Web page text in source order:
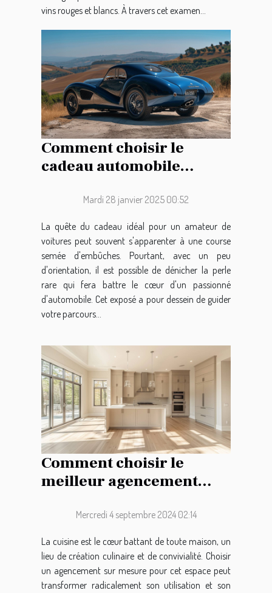
vins rouges et blancs. À travers cet examen...
Comment choisir le
cadeau automobile
passionnés de voitures
Mardi 28 janvier 2025 00:52
La quête du cadeau idéal pour un amateur de
voitures peut souvent s'apparenter à une course
semée d'embûches. Pourtant, avec un peu
d'orientation, il est possible de dénicher la perle
rare qui fera battre le cœur d'un passionné
d'automobile. Cet exposé a pour dessein de guider
votre parcours...
Comment choisir le
meilleur agencement
mesureMercredi 4 septembre 2024 02:14
La cuisine est le cœur battant de toute maison, un
lieu de création culinaire et de convivialité. Choisir
un agencement sur mesure pour cet espace peut
transformer radicalement son utilisation et son